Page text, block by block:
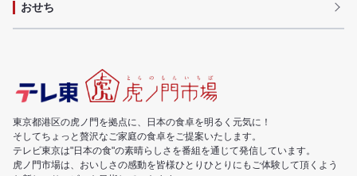
おせち
東京都港区の虎ノ門を拠点に、日本の食卓を明るく元気に！
そしてちょっと贅沢なご家庭の食卓をご提案いたします。
テレビ東京は"日本の食"の素晴らしさを番組を通じて発信しています。
虎ノ門市場は、おいしさの感動を皆様ひとりひとりにもご体験して頂くよう